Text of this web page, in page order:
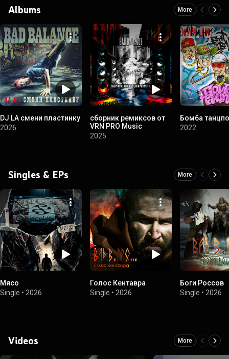
Albums More
DJ LA смени пластинку
2026
сборник ремиксов от
VRN PRO Music
2025
Бомба
2022
Singles & EPs More
Мясо
Single • 2026
Голос Кентавра
Single • 2026
Боги Россов
Single • 2026
Videos More